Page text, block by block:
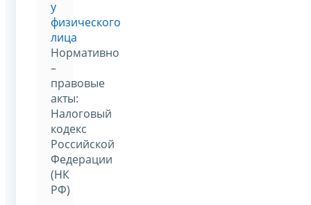
у
физического
лица
Нормативно
–
правовые
акты:
Налоговый
кодекс
Российской
Федерации
(НК
РФ)